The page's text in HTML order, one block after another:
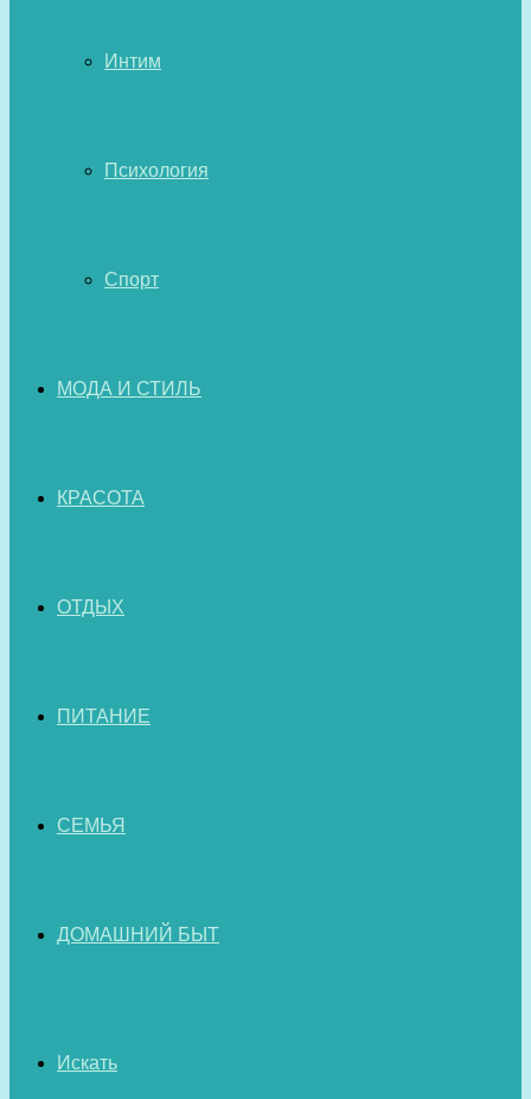
Интим
Психология
Спорт
МОДА И СТИЛЬ
КРАСОТА
ОТДЫХ
ПИТАНИЕ
СЕМЬЯ
ДОМАШНИЙ БЫТ
Искать